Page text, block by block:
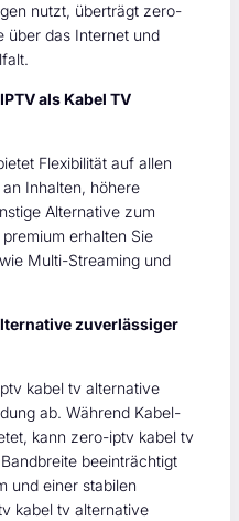
nutzt, überträgt zero-
über das Internet und
als Kabel TV
Flexibilität auf allen
Inhalten, höhere
Alternative zum
erhalten Sie
Multi-Streaming und
zuverlässiger
kabel tv alternative
ab. Während Kabel-
kann zero-iptv kabel tv
beeinträchtigt
und einer stabilen
kabel tv alternative